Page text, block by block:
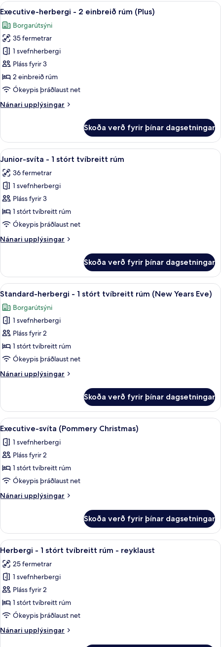
1
tvíbreitt
rúm
(Plus)
Skoða
allar
myndir
fyrir
Executive-
herbergi
-
2
einbreið
rúm
Executive-herbergi - 2 einbreið
9
Executive-herbergi - 2 einbreið rúm (Plus)
Borgarútsýni
35 fermetrar
1 svefnherbergi
Pláss fyrir 3
2 einbreið rúm
Ókeypis þráðlaust net
Nánari upplýsingar
Nánari
herbergi
2
rúm
(Plus)
Skoða verð fyrir þínar dagsetningar
Skoða
allar
myndir
fyrir
Junior-
svíta
-
stórt
Junior-svíta - 1 stórt tvíbreitt rúm |
10
Junior-svíta - 1 stórt tvíbreitt rúm
36 fermetrar
1 svefnherbergi
Pláss fyrir 3
1 stórt tvíbreitt rúm
Ókeypis þráðlaust net
Nánari upplýsingar
Nánari
svíta
1
tvíbreitt
rúm
Skoða verð fyrir þínar dagsetningar
Skoða
allar
myndir
fyrir
Standard-
herbergi
-
stórt
(New
Years
Eve)
Ofnæmisprófaður sængurfatnaður,
12
Standard-herbergi - 1 stórt tvíbreitt rúm (New Years Eve)
Borgarútsýni
1 svefnherbergi
Pláss fyrir 2
1 stórt tvíbreitt rúm
Ókeypis þráðlaust net
Nánari upplýsingar
Nánari
herbergi
1
tvíbreitt
rúm
Years
Eve)
Skoða verð fyrir þínar dagsetningar
Skoða
allar
myndir
fyrir
Executive-
svíta
(Pommery
Christmas)
Executive-svíta (Pommery
6
Executive-svíta (Pommery Christmas)
1 svefnherbergi
Pláss fyrir 2
1 stórt tvíbreitt rúm
Ókeypis þráðlaust net
Nánari upplýsingar
Nánari
svíta
(Pommery
Christmas)
Skoða verð fyrir þínar dagsetningar
Skoða
allar
myndir
fyrir
Herbergi
-
1
tvíbreitt
Ofnæmisprófaður sængurfatnaður,
6
Herbergi - 1 stórt tvíbreitt rúm - reyklaust
25 fermetrar
1 svefnherbergi
Pláss fyrir 2
1 stórt tvíbreitt rúm
Ókeypis þráðlaust net
Nánari upplýsingar
Nánari